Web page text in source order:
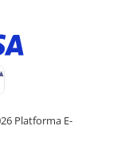
Platforma E-